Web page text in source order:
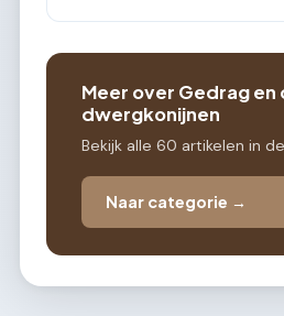
Meer over Gedrag
dwergkonijnen
Bekijk alle 60 artikelen in
Naar categorie →